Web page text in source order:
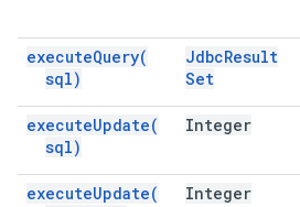
executeQuery(
sql)
JdbcResult
Set
executeUpdate(
sql)
Integer
executeUpdate(
Integer